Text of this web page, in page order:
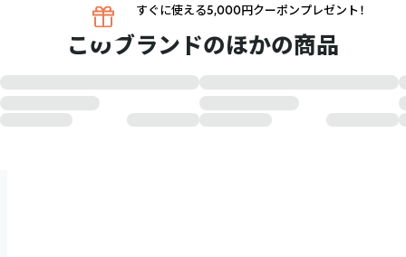
このブランドのほかの商品
すぐに使える5,000円クーポンプレゼント！